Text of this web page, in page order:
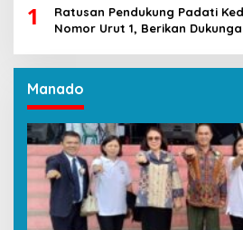
1
Ratusan Pendukung Padati
Nomor Urut 1, Berikan
Manado